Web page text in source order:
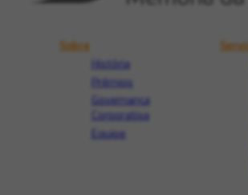
Sobre
História
Prêmios
Governança
Corporativa
Equipe